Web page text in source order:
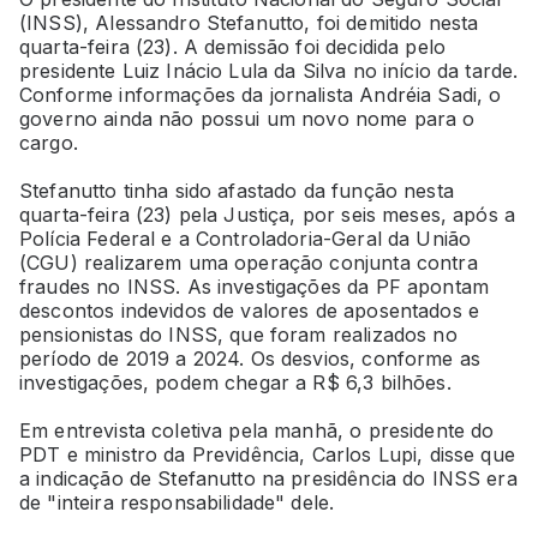
(INSS), Alessandro Stefanutto, foi demitido nesta
quarta-feira (23). A demissão foi decidida pelo
presidente Luiz Inácio Lula da Silva no início da tarde.
Conforme informações da jornalista Andréia Sadi, o
governo ainda não possui um novo nome para o
cargo.
Stefanutto tinha sido afastado da função nesta
quarta-feira (23) pela Justiça, por seis meses, após a
Polícia Federal e a Controladoria-Geral da União
(CGU) realizarem uma operação conjunta contra
fraudes no INSS. As investigações da PF apontam
descontos indevidos de valores de aposentados e
pensionistas do INSS, que foram realizados no
período de 2019 a 2024. Os desvios, conforme as
investigações, podem chegar a R$ 6,3 bilhões.
Em entrevista coletiva pela manhã, o presidente do
PDT e ministro da Previdência, Carlos Lupi, disse que
a indicação de Stefanutto na presidência do INSS era
de "inteira responsabilidade" dele.